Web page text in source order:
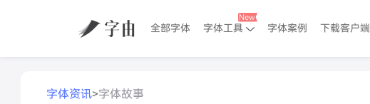
全部字体 字体工具 字体案例 下载客户端
字体资讯>字体故事